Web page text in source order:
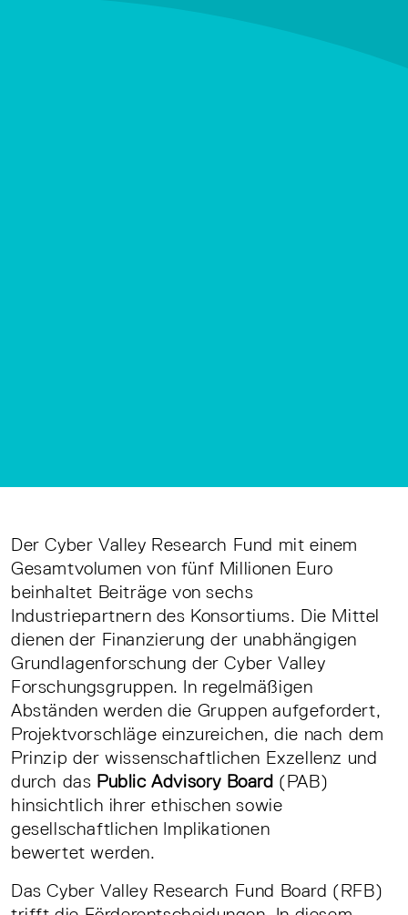
Der Cyber Valley Research Fund mit einem
Gesamtvolumen von fünf Millionen Euro
beinhaltet Beiträge von sechs
Industriepartnern des Konsortiums. Die Mittel
dienen der Finanzierung der unabhängigen
Grundlagenforschung der Cyber Valley
Forschungsgruppen. In regelmäßigen
Abständen werden die Gruppen aufgefordert,
Projektvorschläge einzureichen, die nach dem
Prinzip der wissenschaftlichen Exzellenz und
durch das Public Advisory Board (PAB)
hinsichtlich ihrer ethischen sowie
gesellschaftlichen Implikationen
bewertet werden.
Das Cyber Valley Research Fund Board (RFB)